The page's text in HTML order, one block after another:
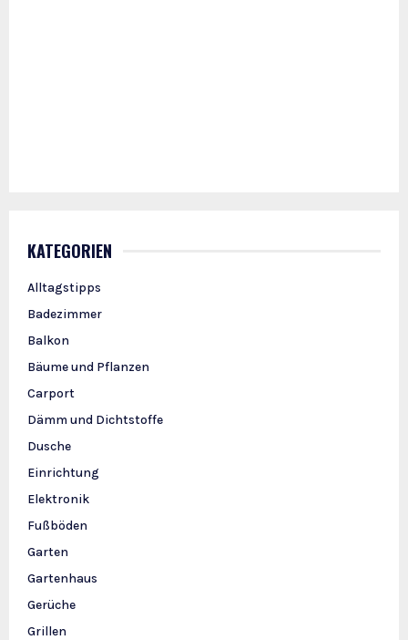
KATEGORIEN
Alltagstipps
Badezimmer
Balkon
Bäume und Pflanzen
Carport
Dämm und Dichtstoffe
Dusche
Einrichtung
Elektronik
Fußböden
Garten
Gartenhaus
Gerüche
Grillen